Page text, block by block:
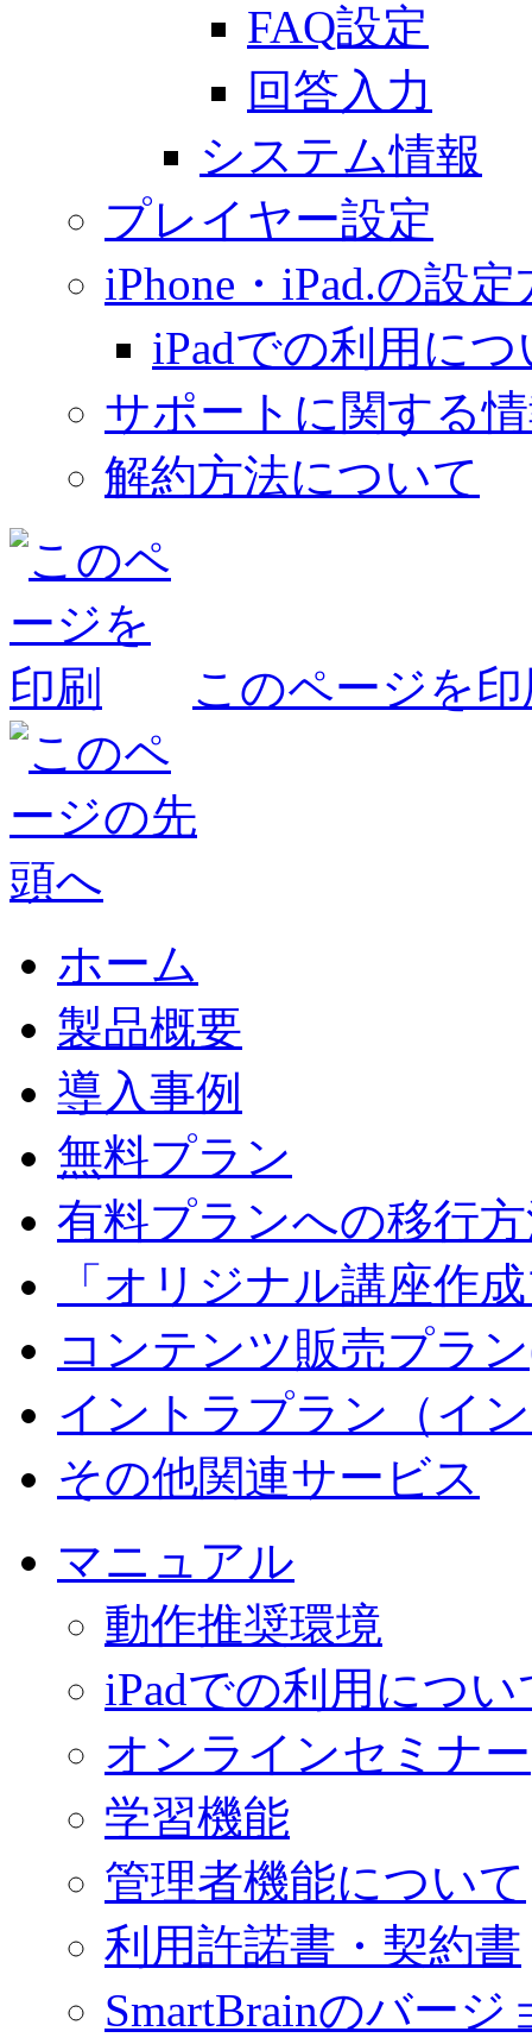
FAQ設定
回答入力
システム情報
プレイヤー設定
iPhone・iPad.の設
iPadでの利用に
サポートに関する
解約方法について
このページを
ホーム
製品概要
導入事例
無料プラン
有料プランへの移行
「オリジナル講座作
コンテンツ販売プラ
イントラプラン（イ
その他関連サービス
マニュアル
動作推奨環境
iPadでの利用につい
オンラインセミナー
学習機能
管理者機能について
利用許諾書・契約書
SmartBrainのバー